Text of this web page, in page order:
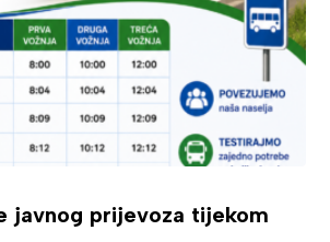
javnog prijevoza tijekom